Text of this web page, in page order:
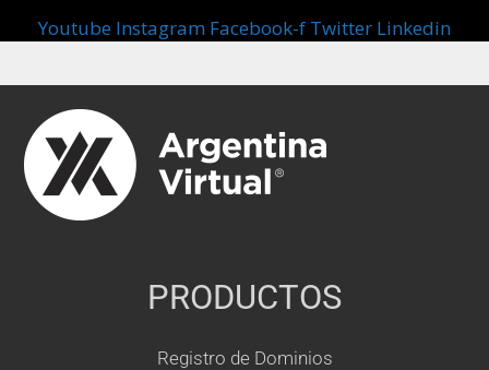
Youtube Instagram Facebook-f Twitter Linkedin
PRODUCTOS
Registro de Dominios